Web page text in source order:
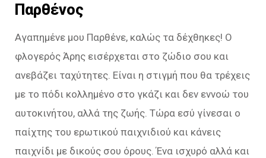
Παρθένος
Αγαπημένε μου Παρθένε, καλώς τα δέχθηκες! Ο
φλογερός Άρης εισέρχεται στο ζώδιο σου και
ανεβάζει ταχύτητες. Είναι η στιγμή που θα τρέχεις
με το πόδι κολλημένο στο γκάζι και δεν εννοώ του
αυτοκινήτου, αλλά της ζωής. Τώρα εσύ γίνεσαι ο
παίχτης του ερωτικού παιχνιδιού και κάνεις
παιχνίδι με δικούς σου όρους. Ένα ισχυρό αλλά και